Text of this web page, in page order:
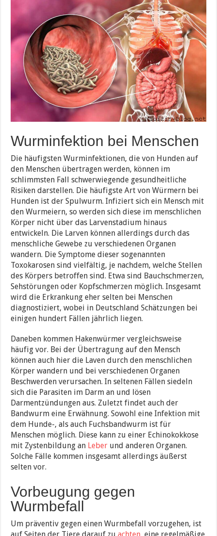
Wurminfektion bei Menschen
Die häufigsten Wurminfektionen, die von Hunden auf
den Menschen übertragen werden, können im
schlimmsten Fall schwerwiegende gesundheitliche
Risiken darstellen. Die häufigste Art von Würmern bei
Hunden ist der Spulwurm. Infiziert sich ein Mensch mit
den Wurmeiern, so werden sich diese im menschlichen
Körper nicht über das Larvenstadium hinaus
entwickeln. Die Larven können allerdings durch das
menschliche Gewebe zu verschiedenen Organen
wandern. Die Symptome dieser sogenannten
Toxokarosen sind vielfältig, je nachdem, welche Stellen
des Körpers betroffen sind. Etwa sind Bauchschmerzen,
Sehstörungen oder Kopfschmerzen möglich. Insgesamt
wird die Erkrankung eher selten bei Menschen
diagnostiziert, wobei in Deutschland Schätzungen bei
einigen hundert Fällen jährlich liegen.
Daneben kommen Hakenwürmer vergleichsweise
häufig vor. Bei der Übertragung auf den Mensch
können auch hier die Laven durch den menschlichen
Körper wandern und bei verschiedenen Organen
Beschwerden verursachen. In seltenen Fällen siedeln
sich die Parasiten im Darm an und lösen
Darmentzündungen aus. Zuletzt findet auch der
Bandwurm eine Erwähnung. Sowohl eine Infektion mit
dem Hunde-, als auch Fuchsbandwurm ist für
Menschen möglich. Diese kann zu einer Echinokokkose
mit Zystenbildung an Leber und anderen Organen.
Solche Fälle kommen insgesamt allerdings äußerst
selten vor.
Vorbeugung gegen
Wurmbefall
Um präventiv gegen einen Wurmbefall vorzugehen, ist